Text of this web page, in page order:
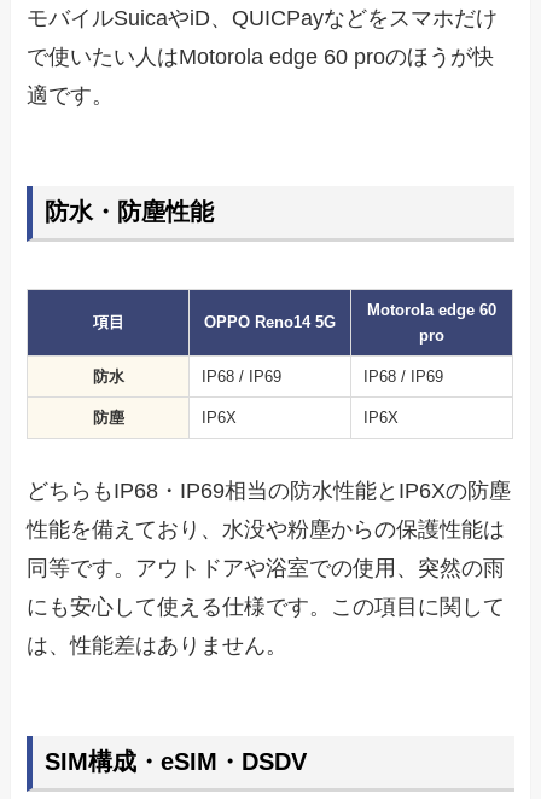
モバイルSuicaやiD、QUICPayなどをスマホだけ
で使いたい人はMotorola edge 60 proのほうが快
適です。
防水・防塵性能
項目 OPPO Reno14 5G
Motorola edge 60
pro
防水 IP68 / IP69 IP68 / IP69
防塵 IP6X IP6X
どちらもIP68・IP69相当の防水性能とIP6Xの防塵
性能を備えており、水没や粉塵からの保護性能は
同等です。アウトドアや浴室での使用、突然の雨
にも安心して使える仕様です。この項目に関して
は、性能差はありません。
SIM構成・eSIM・DSDV